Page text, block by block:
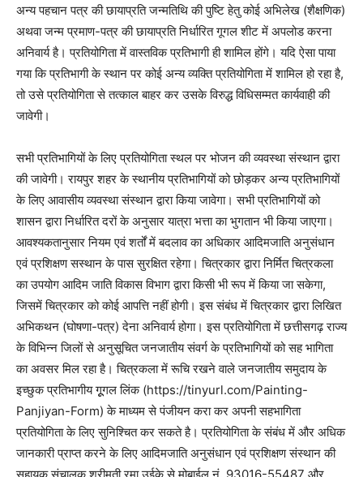
अन्य पहचान पत्र की छायाप्रति जन्मतिथि की पुष्टि हेतु कोई अभिलेख (शैक्षणिक)
अथवा जन्म प्रमाण-पत्र की छायाप्रति निर्धारित गूगल शीट में अपलोड करना
अनिवार्य है। प्रतियोगिता में वास्तविक प्रतिभागी ही शामिल होंगे। यदि ऐसा पाया
गया कि प्रतिभागी के स्थान पर कोई अन्य व्यक्ति प्रतियोगिता में शामिल हो रहा है,
तो उसे प्रतियोगिता से तत्काल बाहर कर उसके विरुद्ध विधिसम्मत कार्यवाही की
जावेगी।
सभी प्रतिभागियों के लिए प्रतियोगिता स्थल पर भोजन की व्यवस्था संस्थान द्वारा
की जावेगी। रायपुर शहर के स्थानीय प्रतिभागियों को छोड़कर अन्य प्रतिभागियों
के लिए आवासीय व्यवस्था संस्थान द्वारा किया जावेगा। सभी प्रतिभागियों को
शासन द्वारा निर्धारित दरों के अनुसार यात्रा भत्ता का भुगतान भी किया जाएगा।
आवश्यकतानुसार नियम एवं शर्तों में बदलाव का अधिकार आदिमजाति अनुसंधान
एवं प्रशिक्षण सस्थान के पास सुरक्षित रहेगा। चित्रकार द्वारा निर्मित चित्रकला
का उपयोग आदिम जाति विकास विभाग द्वारा किसी भी रूप में किया जा सकेगा,
जिसमें चित्रकार को कोई आपत्ति नहीं होगी। इस संबंध में चित्रकार द्वारा लिखित
अभिकथन (घोषणा-पत्र) देना अनिवार्य होगा। इस प्रतियोगिता में छत्तीसगढ़ राज्य
के विभिन्न जिलों से अनुसूचित जनजातीय संवर्ग के प्रतिभागियों को सह भागिता
का अवसर मिल रहा है। चित्रकला में रूचि रखने वाले जनजातीय समुदाय के
इच्छुक प्रतिभागीय गूूगल लिंक (https://tinyurl.com/Painting-
Panjiyan-Form) के माध्यम से पंजीयन करा कर अपनी सहभागिता
प्रतियोगिता के लिए सुनिश्चित कर सकते है। प्रतियोगिता के संबंध में और अधिक
जानकारी प्राप्त करने के लिए आदिमजाति अनुसंधान एवं प्रशिक्षण संस्थान की